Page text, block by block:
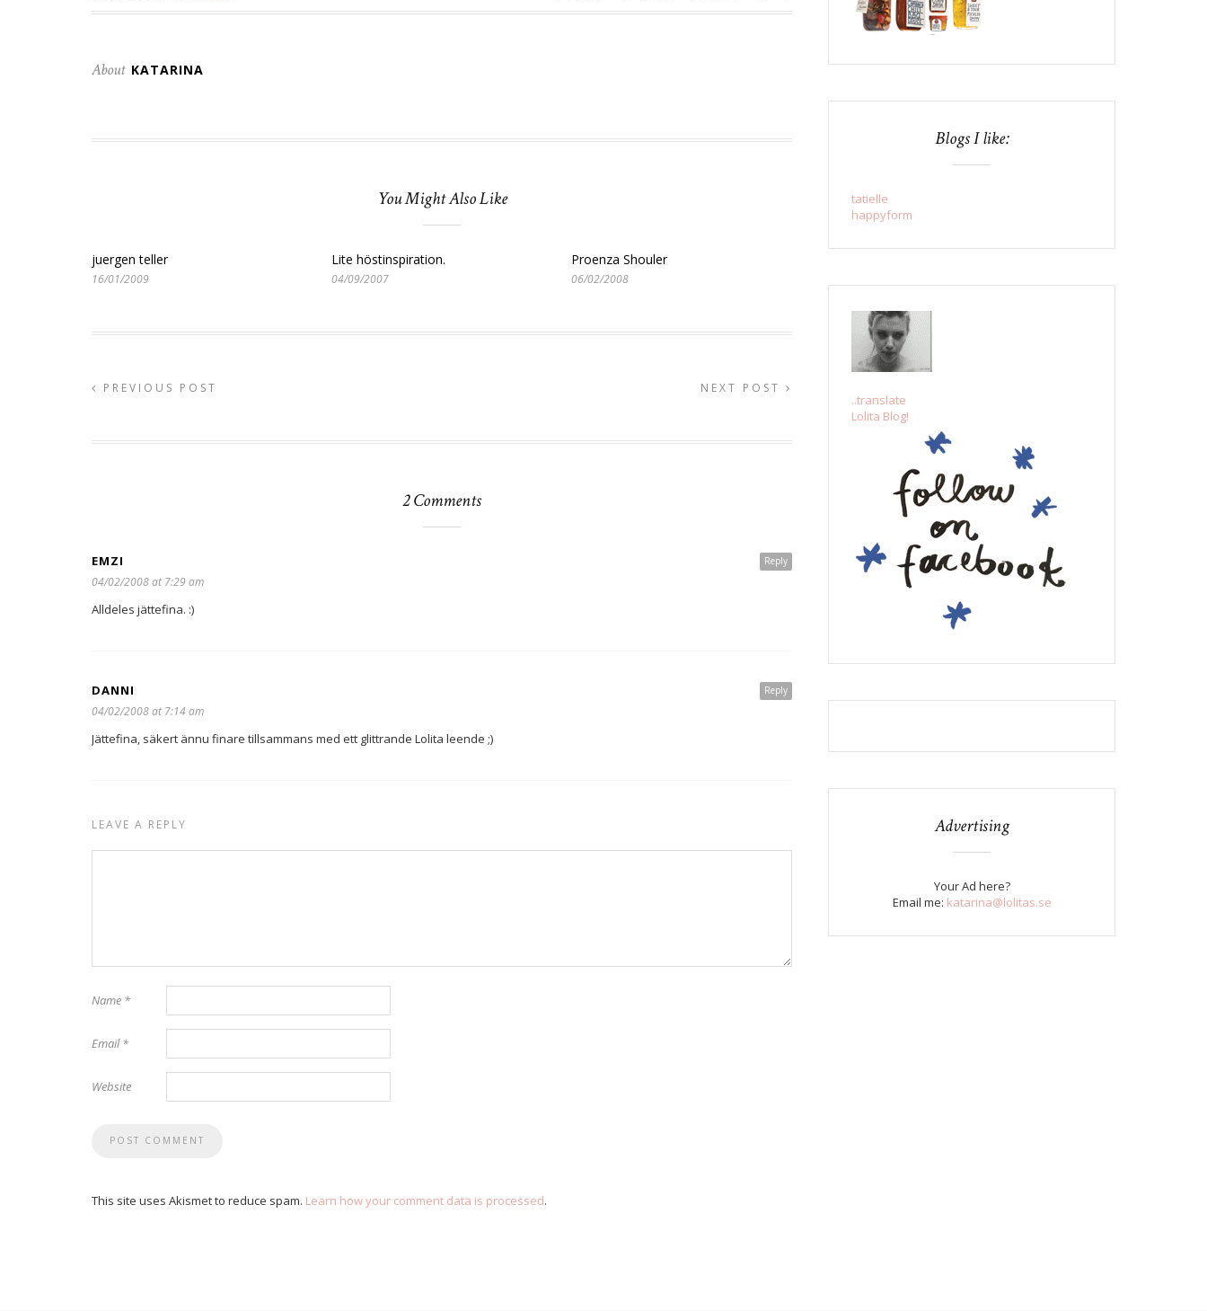
About KATARINA
You Might Also Like
juergen teller
16/01/2009
Lite höstinspiration.
04/09/2007
Proenza Shouler
06/02/2008
PREVIOUS POST NEXT POST
2 Comments
Reply
EMZI
04/02/2008 at 7:29 am
Alldeles jättefina. :)
Reply
DANNI
04/02/2008 at 7:14 am
Jättefina, säkert ännu finare tillsammans med ett glittrande Lolita leende ;)
LEAVE A REPLY
Name *
Email*
Website
This site uses Akismet to reduce spam. Learn how your comment data is processed.
Blogs I like:
tatielle
happyform
..translate
Lolita Blog!
Advertising
Your Ad here?
Email me: katarina@lolitas.se